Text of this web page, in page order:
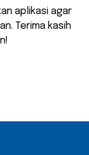
aplikasi agar
Terima kasih